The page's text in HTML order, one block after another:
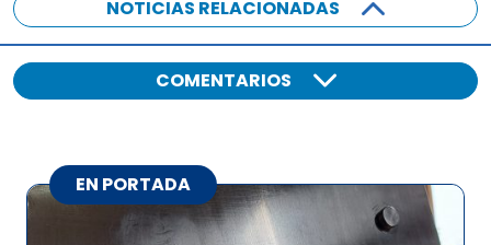
NOTICIAS RELACIONADAS
COMENTARIOS
EN PORTADA